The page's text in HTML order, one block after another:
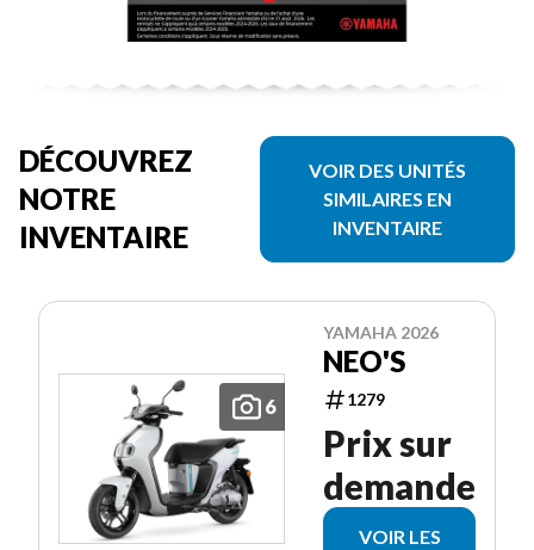
DÉCOUVREZ
NOTRE
INVENTAIRE
VOIR DES UNITÉS
SIMILAIRES EN
INVENTAIRE
6
YAMAHA 2026
NEO'S
1279
Prix sur
demande
VOIR LES